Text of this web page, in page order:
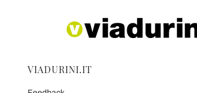
VIADURINI.IT